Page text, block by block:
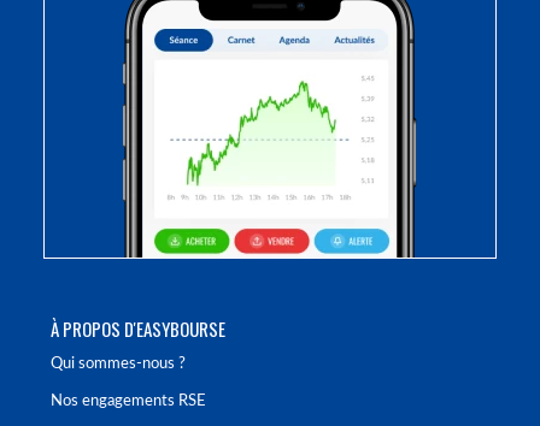
À PROPOS D'EASYBOURSE
Qui sommes-nous ?
Nos engagements RSE